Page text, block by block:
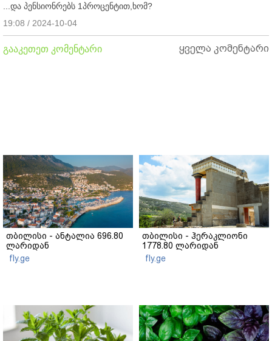
...და პენსიონრებს 1პროცენტით,ხომ?
19:08 / 2024-10-04
გააკეთეთ კომენტარი ყველა კომენტარი
თბილისი - ანტალია 696.80
ლარიდან
fly.ge
თბილისი - ჰერაკლიონი
1778.80 ლარიდან
fly.ge